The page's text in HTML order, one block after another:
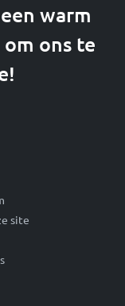
warm
ons te
site